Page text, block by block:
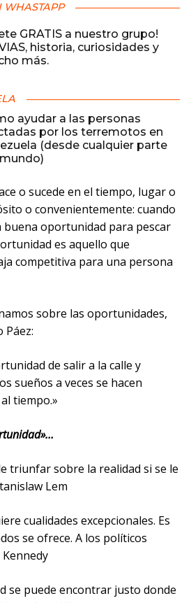
WHASTAPP
GRATIS a nuestro grupo!
historia, curiosidades y
más.
ayudar a las personas
por los terremotos en
(desde cualquier parte
o sucede en el tiempo, lugar o
o convenientemente: cuando
buena oportunidad para pescar
es aquello que
competitiva para una persona
sobre las oportunidades,
Páez:
de salir a la calle y
sueños a veces se hacen
tiempo.»
triunfar sobre la realidad si se le
Lem
cualidades excepcionales. Es
se ofrece. A los políticos
se puede encontrar justo donde